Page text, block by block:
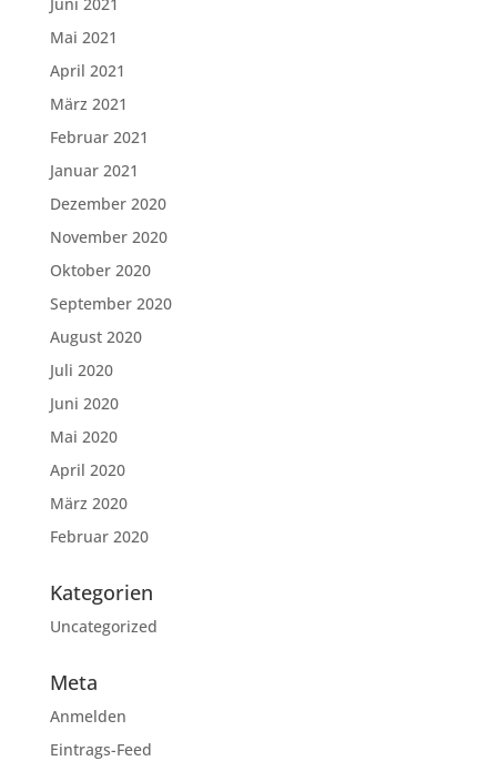
Mai 2021
April 2021
März 2021
Februar 2021
Januar 2021
Dezember 2020
November 2020
Oktober 2020
September 2020
August 2020
Juli 2020
Juni 2020
Mai 2020
April 2020
März 2020
Februar 2020
Kategorien
Uncategorized
Meta
Anmelden
Eintrags-Feed